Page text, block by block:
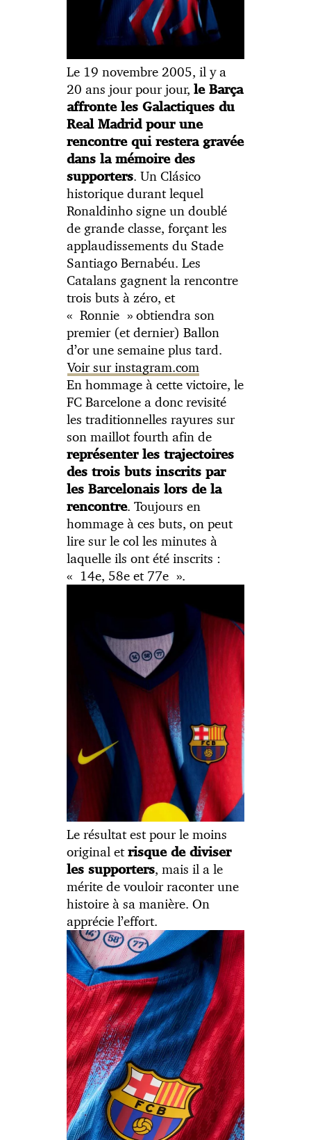
Le 19 novembre 2005, il y a
20 ans jour pour jour,le Barça
affronte les Galactiques du
Real Madrid pour une
rencontre qui restera gravée
dans la mémoire des
supporters. Un Clásico
historique durant lequel
Ronaldinho signe un doublé
de grande classe, forçant les
applaudissements du Stade
Santiago Bernabéu. Les
Catalans gagnent la rencontre
trois buts à zéro, et
« Ronnie » obtiendra son
premier (et dernier) Ballon
d’or une semaine plus tard.
Voir sur instagram.com
En hommage à cette victoire, le
FC Barcelone a donc revisité
les traditionnelles rayures sur
son maillot fourth afin de
représenter les trajectoires
des trois buts inscrits par
les Barcelonais lors de la
rencontre. Toujours en
hommage à ces buts, on peut
lire sur le col les minutes à
laquelle ils ont été inscrits :
« 14e, 58e et 77e ».
Le résultat est pour le moins
original etrisque de diviser
les supporters, mais il a le
mérite de vouloir raconter une
histoire à sa manière. On
apprécie l’effort.